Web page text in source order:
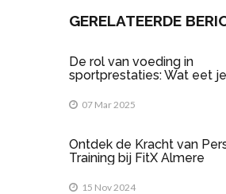
GERELATEERDE
De rol van voeding in
sportprestaties: Wat eet
07 Mar 2025
Ontdek de Kracht van
Training bij FitX Almere
15 Nov 2024